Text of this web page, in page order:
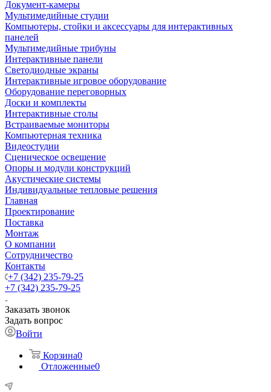
Документ-камеры
Мультимедийные студии
Компьютеры, стойки и аксессуары для интерактивных
панелей
Мультимедийные трибуны
Интерактивные панели
Светодиодные экраны
Интерактивные игровое оборудование
Оборудование переговорных
Доски и комплекты
Интерактивные столы
Встраиваемые мониторы
Компьютерная техника
Видеостудии
Cценическое освещение
Опоры и модули конструкций
Акустические системы
Индивидуальные тепловые решения
Главная
Проектирование
Поставка
Монтаж
О компании
Сотрудничество
Контакты
+7 (342) 235-79-25
+7 (342) 235-79-25
Заказать звонок
Задать вопрос
Войти
Корзина0
Отложенные0